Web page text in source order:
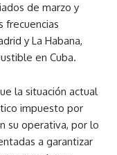
de marzo y
frecuencias
y La Habana,
en Cuba.
la situación actual
impuesto por
su operativa, por lo
a garantizar